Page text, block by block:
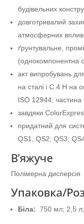
будівельних
довготривалий
атмосферних
ґрунтувальне,
(однокомпонентна
акт випробувань
на сталі і C 4 H на
ISO 12944, частина
завдяки
придатний для
QS1, QS2; QS3;
В’яжуче
Полімерна дисперсія
Упаковка/
Біла:750 мл; 2,5